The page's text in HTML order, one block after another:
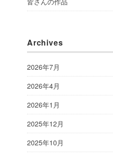
Archives
2026年7月
2026年4月
2026年1月
2025年12月
2025年10月